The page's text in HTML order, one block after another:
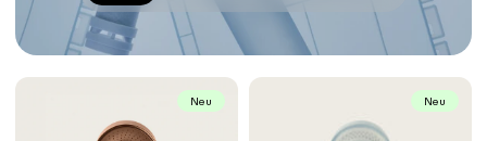
Neu Neu